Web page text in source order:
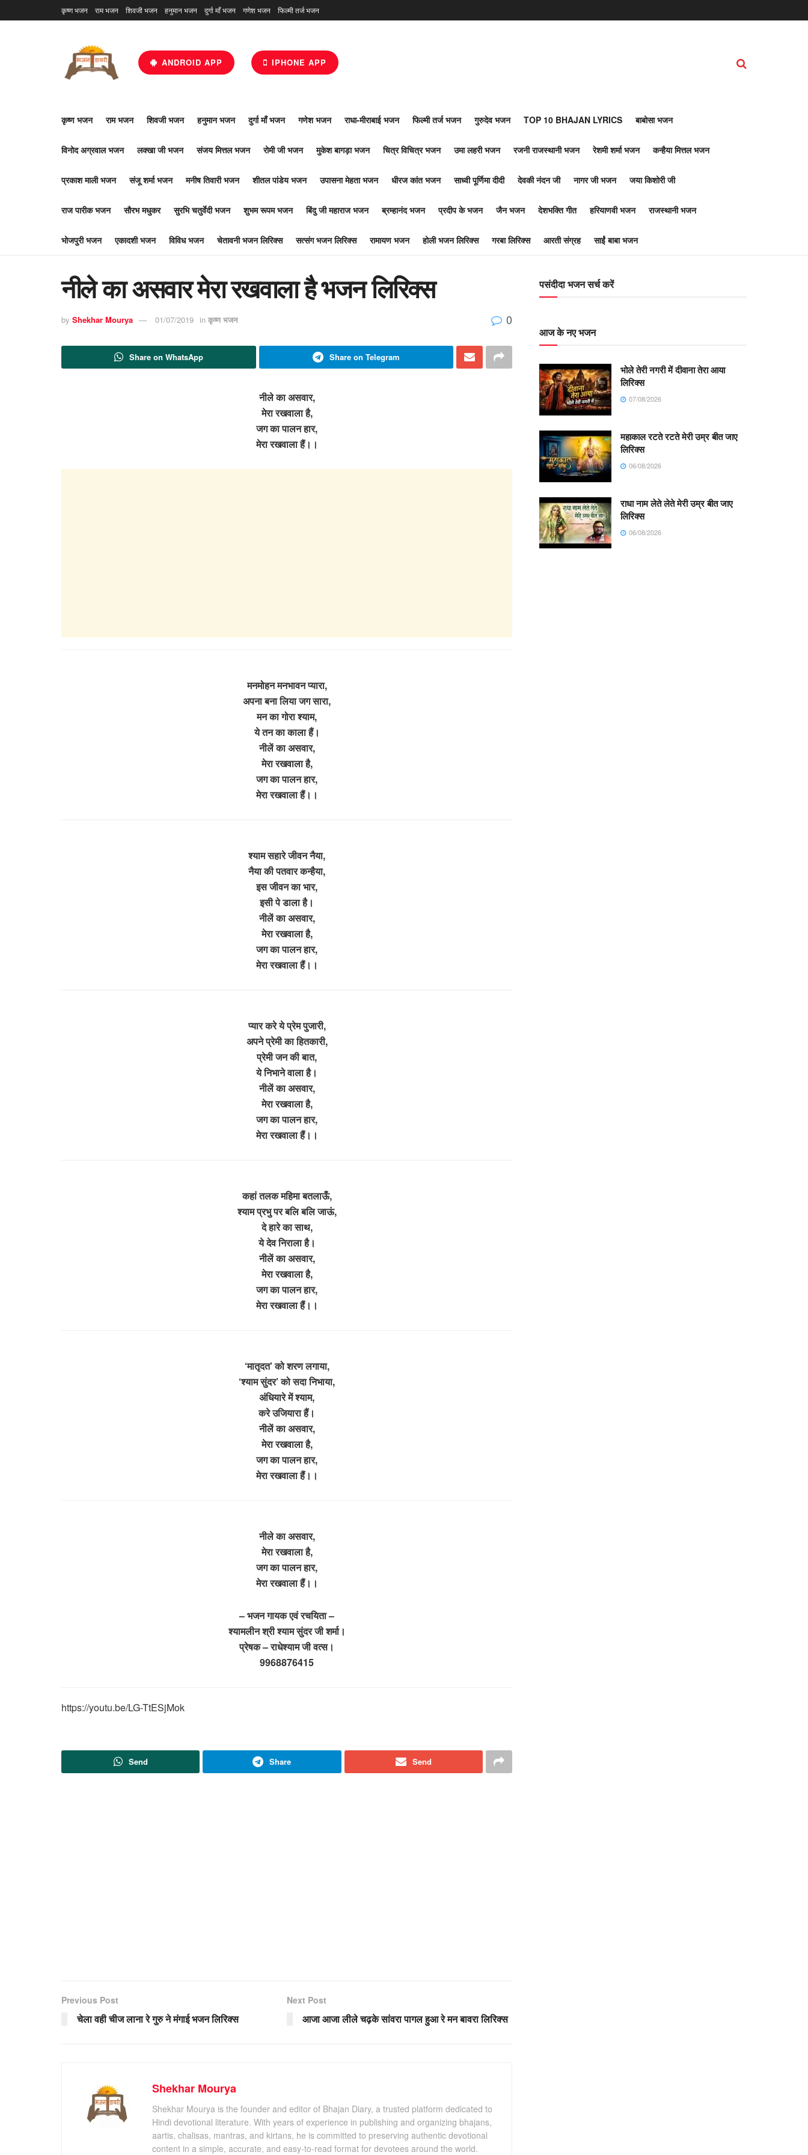
कृष्ण भजन राम भजन शिवजी भजन हनुमान भजन दुर्गा माँ भजन गणेश भजन फिल्मी तर्ज भजन
ANDROID APP IPHONE APP
कृष्ण भजन राम भजन शिवजी भजन हनुमान भजन दुर्गा माँ भजन गणेश भजन राधा-मीराबाई भजन फिल्मी तर्ज भजन गुरुदेव भजन TOP 10 BHAJAN LYRICS बाबोसा भजन
विनोद अग्रवाल भजन लक्खा जी भजन संजय मित्तल भजन रोमी जी भजन मुकेश बागड़ा भजन चित्र विचित्र भजन उमा लहरी भजन रजनी राजस्थानी भजन रेशमी शर्मा भजन कन्हैया मित्तल भजन
प्रकाश माली भजन संजू शर्मा भजन मनीष तिवारी भजन शीतल पांडेय भजन उपासना मेहता भजन धीरज कांत भजन साध्वी पूर्णिमा दीदी देवकी नंदन जी नागर जी भजन जया किशोरी जी
राज पारीक भजन सौरभ मधुकर सुरभि चतुर्वेदी भजन शुभम रूपम भजन बिंदु जी महाराज भजन ब्रम्हानंद भजन प्रदीप के भजन जैन भजन देशभक्ति गीत हरियाणवी भजन राजस्थानी भजन
भोजपुरी भजन एकादशी भजन विविध भजन चेतावनी भजन लिरिक्स सत्संग भजन लिरिक्स रामायण भजन होली भजन लिरिक्स गरबा लिरिक्स आरती संग्रह साईं बाबा भजन
नीले का असवार मेरा रखवाला है भजन लिरिक्स
by Shekhar Mourya 01/07/2019 in कृष्ण भजन 0
Share on WhatsApp Share on Telegram
नीले का असवार,
मेरा रखवाला है,
जग का पालन हार,
मेरा रखवाला हैं।।
मनमोहन मनभावन प्यारा,
अपना बना लिया जग सारा,
मन का गोरा श्याम,
ये तन का काला हैं।
नीलें का असवार,
मेरा रखवाला है,
जग का पालन हार,
मेरा रखवाला हैं।।
श्याम सहारे जीवन नैया,
नैया की पतवार कन्हैया,
इस जीवन का भार,
इसी पे डाला है।
नीलें का असवार,
मेरा रखवाला है,
जग का पालन हार,
मेरा रखवाला हैं।।
प्यार करे ये प्रेम पुजारी,
अपने प्रेमी का हितकारी,
प्रेमी जन की बात,
ये निभाने वाला है।
नीलें का असवार,
मेरा रखवाला है,
जग का पालन हार,
मेरा रखवाला हैं।।
कहां तलक महिमा बतलाऊँ,
श्याम प्रभु पर बलि बलि जाऊं,
दे हारे का साथ,
ये देव निराला है।
नीलें का असवार,
मेरा रखवाला है,
जग का पालन हार,
मेरा रखवाला हैं।।
‘मातृदत’ को शरण लगाया,
‘श्याम सुंदर’ को सदा निभाया,
अंधियारे में श्याम,
करे उजियारा हैं।
नीलें का असवार,
मेरा रखवाला है,
जग का पालन हार,
मेरा रखवाला हैं।।
नीले का असवार,
मेरा रखवाला है,
जग का पालन हार,
मेरा रखवाला हैं।।
– भजन गायक एवं रचयिता –
श्यामलीन श्री श्याम सुंदर जी शर्मा।
प्रेषक – राधेश्याम जी वत्स।
9968876415
https://youtu.be/LG-TtESjMok
Send Share Send
Previous Post
चेला वही चीज लाना रे गुरु ने मंगाई भजन लिरिक्स
Next Post
आजा आजा लीले चढ़के सांवरा पागल हुआ रे मन बावरा लिरिक्स
Shekhar Mourya
Shekhar Mourya is the founder and editor of Bhajan Diary, a trusted platform dedicated to
Hindi devotional literature. With years of experience in publishing and organizing bhajans,
aartis, chalisas, mantras, and kirtans, he is committed to preserving authentic devotional
content in a simple, accurate, and easy-to-read format for devotees around the world.
पसंदीदा भजन सर्च करें
आज के नए भजन
भोले तेरी नगरी में दीवाना तेरा आया
लिरिक्स
07/08/2026
महाकाल रटते रटते मेरी उम्र बीत जाए
लिरिक्स
06/08/2026
राधा नाम लेते लेते मेरी उम्र बीत जाए
लिरिक्स
06/08/2026